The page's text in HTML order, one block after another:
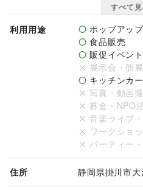
【利用時間】
9:00～22:00
・幅2ｍ×奥行1.5ｍ（約0.9坪
えての営業行為について、固く
・同業種・同商材のブッキング
により重なる場合がございます
・利用開始までに各種書類の提
すべて
利用用途
ポップアッ
食品販売
販促イベント
展示会・個展
キッチンカ
写真・動画
募金・NPO
音楽ライブ
ワークショ
パーティー
住所 静岡県掛川市